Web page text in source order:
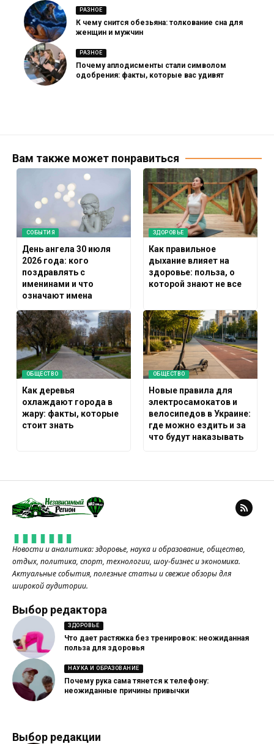
РАЗНОЕ
К чему снится обезьяна: толкование сна для
женщин и мужчин
РАЗНОЕ
Почему аплодисменты стали символом
одобрения: факты, которые вас удивят
Вам также может понравиться
СОБЫТИЯ
День ангела 30 июля
2026 года: кого
поздравлять с
именинами и что
означают имена
ЗДОРОВЬЕ
Как правильное
дыхание влияет на
здоровье: польза, о
которой знают не все
ОБЩЕСТВО
Как деревья
охлаждают города в
жару: факты, которые
стоит знать
ОБЩЕСТВО
Новые правила для
электросамокатов и
велосипедов в Украине:
где можно ездить и за
что будут наказывать
Новости и аналитика: здоровье, наука и образование, общество,
отдых, политика, спорт, технологии, шоу-бизнес и экономика.
Актуальные события, полезные статьи и свежие обзоры для
широкой аудитории.
Выбор редактора
ЗДОРОВЬЕ
Что дает растяжка без тренировок: неожиданная
польза для здоровья
НАУКА И ОБРАЗОВАНИЕ
Почему рука сама тянется к телефону:
неожиданные причины привычки
Выбор редакции